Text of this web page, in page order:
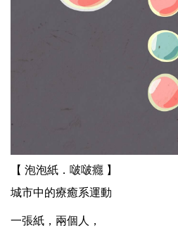
【 泡泡紙．啵啵癮 】
城市中的療癒系運動
一張紙，兩個人，